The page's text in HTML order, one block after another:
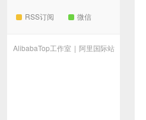
RSS订阅 微信
AlibabaTop工作室 | 阿里国际站